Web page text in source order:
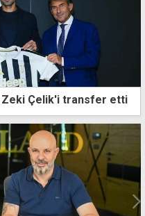
Çelik'i transfer etti